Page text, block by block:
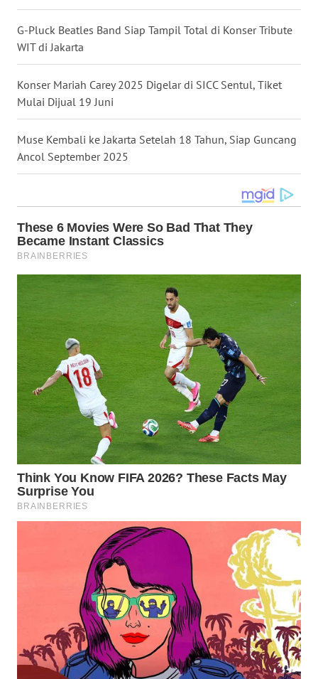
G-Pluck Beatles Band Siap Tampil Total di Konser Tribute
WIT di Jakarta
Konser Mariah Carey 2025 Digelar di SICC Sentul, Tiket
Mulai Dijual 19 Juni
Muse Kembali ke Jakarta Setelah 18 Tahun, Siap Guncang
Ancol September 2025
NUSANTARA
JOGJA
WN
JATIM
WN
WN
KALBAR
WN
KALTARA
WN
KALSEL
WN
KALTIM
WN
SULSEL
WN
MALUKU